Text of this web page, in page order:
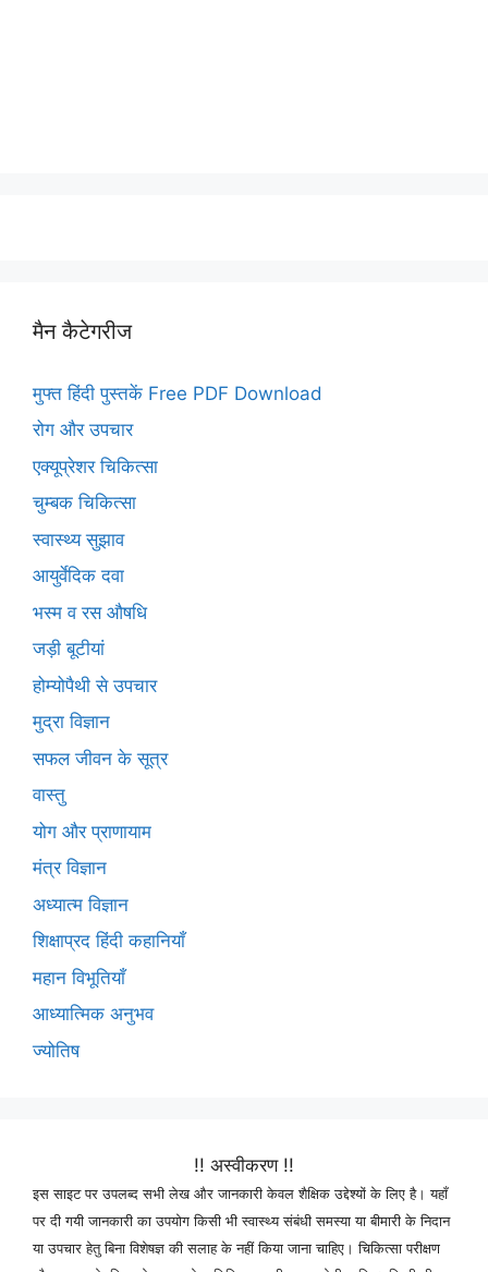
मैन कैटेगरीज
मुफ्त हिंदी पुस्तकें Free PDF Download
रोग और उपचार
एक्यूप्रेशर चिकित्सा
चुम्बक चिकित्सा
स्वास्थ्य सुझाव
आयुर्वेदिक दवा
भस्म व रस औषधि
जड़ी बूटीयां
होम्योपैथी से उपचार
मुद्रा विज्ञान
सफल जीवन के सूत्र
वास्तु
योग और प्राणायाम
मंत्र विज्ञान
अध्यात्म विज्ञान
शिक्षाप्रद हिंदी कहानियाँ
महान विभूतियाँ
आध्यात्मिक अनुभव
ज्योतिष
!! अस्वीकरण !!
इस साइट पर उपलब्द सभी लेख और जानकारी केवल शैक्षिक उद्देश्यों के लिए है। यहाँ
पर दी गयी जानकारी का उपयोग किसी भी स्वास्थ्य संबंधी समस्या या बीमारी के निदान
या उपचार हेतु बिना विशेषज्ञ की सलाह के नहीं किया जाना चाहिए। चिकित्सा परीक्षण